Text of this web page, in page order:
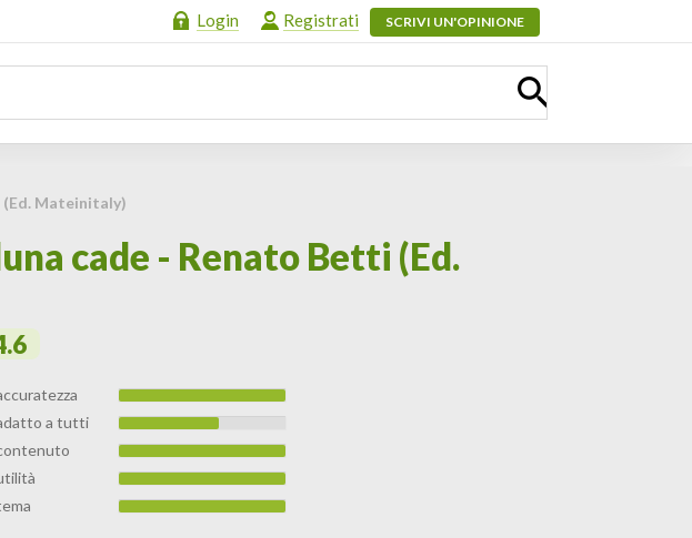
Login Registrati SCRIVI UN'OPINIONE
(Ed. Mateinitaly)
cade - Renato Betti (Ed.
a tutti